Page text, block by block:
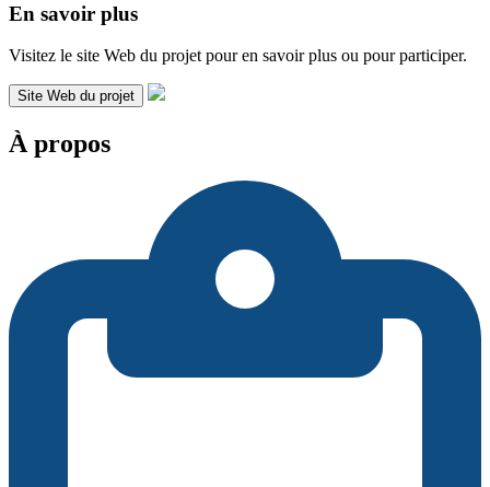
En savoir plus
Visitez le site Web du projet pour en savoir plus ou pour participer.
Site Web du projet
À propos